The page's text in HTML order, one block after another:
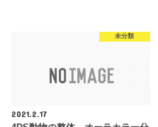
未分類
2021.2.17